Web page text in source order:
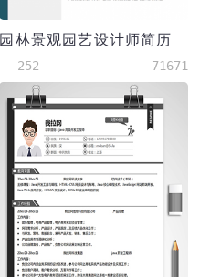
园林景观园艺设计师简历
252 71671